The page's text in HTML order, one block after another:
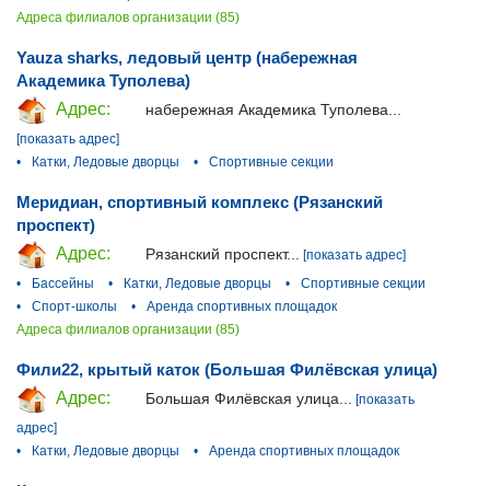
Адреса филиалов организации (85)
Yauza sharks, ледовый центр (набережная
Академика Туполева)
Адрес:
набережная Академика Туполева...
[показать адрес]
•
Катки, Ледовые дворцы • Спортивные секции
Меридиан, спортивный комплекс (Рязанский
проспект)
Адрес:
Рязанский проспект...
[показать адрес]
•
Бассейны • Катки, Ледовые дворцы •
Спортивные секции
•
Спорт-школы •
Аренда спортивных площадок
Адреса филиалов организации (85)
Фили22, крытый каток (Большая Филёвская улица)
Адрес:
Большая Филёвская улица...
[показать
адрес]
•
Катки, Ледовые дворцы • Аренда спортивных площадок